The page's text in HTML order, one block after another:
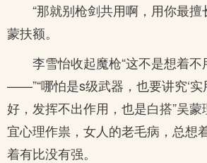
“那就别枪剑共用啊，用你最擅
蒙扶额。
李雪怡收起魔枪“这不是想着不
——”“哪怕是s级武器，也要讲究‘实
好，发挥不出作用，也是白搭”吴
宜心理作祟，女人的老毛病，总想
着有比没有强。